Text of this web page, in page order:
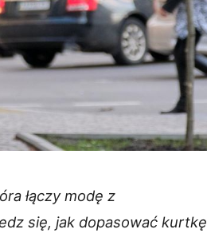
łączy modę z
się, jak dopasować kurtkę